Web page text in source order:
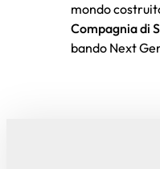
mondo
Compagnia di
bando Next